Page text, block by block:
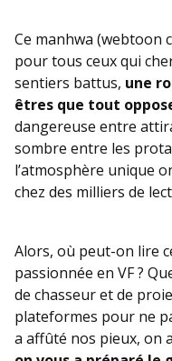
Ce manhwa (webtoon
pour tous ceux qui
sentiers battus, une
êtres que tout
dangereuse entre
sombre entre les
l’atmosphère unique
chez des milliers de
Alors, où peut-on lire
passionnée en VF ?
de chasseur et de
plateformes pour ne
a affûté nos pieux, on